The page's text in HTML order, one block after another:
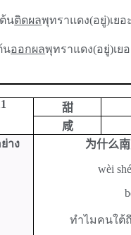
นติดผลพุทราแดง(อยู่)เยอ
นออกผลพุทราแดง(อยู่)เย
甜
咸
าง
为什么
wèi
ทำไมคนใต้